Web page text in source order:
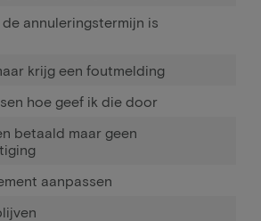
annuleringstermijn is
krijg een foutmelding
hoe geef ik die door
betaald maar geen
aanpassen